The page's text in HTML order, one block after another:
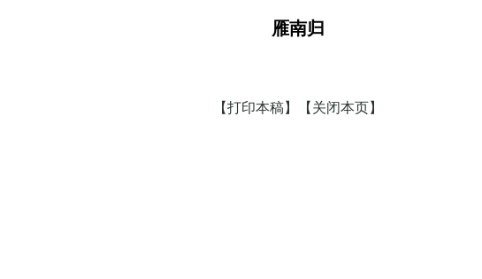
雁南归
【打印本稿】 【关闭本页】